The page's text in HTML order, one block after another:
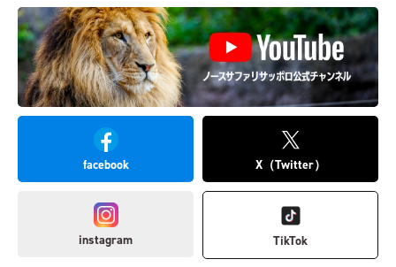
facebook X（Twitter）
instagram TikTok